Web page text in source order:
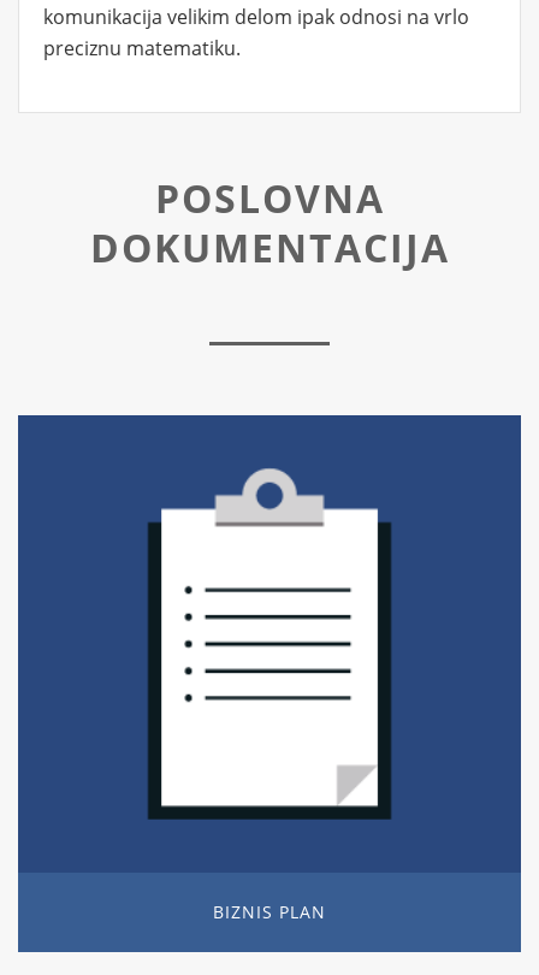
komunikacija velikim delom ipak odnosi na vrlo
preciznu matematiku.
POSLOVNA
DOKUMENTACIJA
BIZNIS PLAN